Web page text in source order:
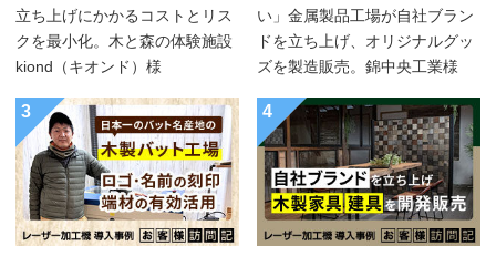
立ち上げにかかるコストとリス
クを最小化。木と森の体験施設
kiond（キオンド）様
い」金属製品工場が自社ブラン
ドを立ち上げ、オリジナルグッ
ズを製造販売。錦中央工業様
3 4